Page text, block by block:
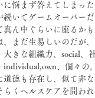
に悩まず答えてしまっ
続いてゲームオーバーだ
真ん中ぐらいに座るかも
、まだ生易しいのだが
大きな組織力、social、
individual,own、個々の。
道徳も存在し、似て非
らくヘルスケアを問わ